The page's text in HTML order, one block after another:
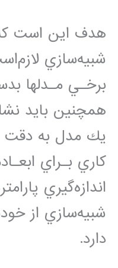
ﻫﺪﻑ ﺍﻳﻦ ﺍﺳﺖ ﻛﻪ
ﺷﺒﻴﻪﺳﺎﺯﻱ
ﺑﺮﺧـﻲ ﻣـﺪﻟﻬﺎ
ﻫﻤﭽﻨﻴﻦ ﺑﺎﻳﺪ
ﻳﻚ ﻣﺪﻝ ﺑﻪ ﺩﻗﺖ
ﻛﺎﺭﻱ ﺑـﺮﺍﻱ
ﺍﻧﺪﺍﺯﻩﮔﻴﺮﻱ
ﺷﺒﻴﻪﺳﺎﺯﻱ ﺍﺯ
ﺩﺍﺭﺩ.